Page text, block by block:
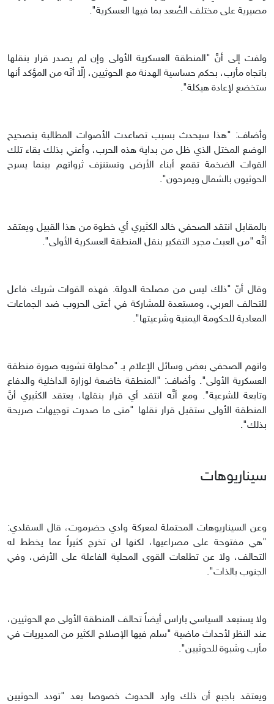
مصيرية على مختلف الصُعد بما فيها العسكرية".
ولفت إلى أنَّ "المنطقة العسكرية الأولى وإن لم يصدر قرار بنقلها
باتجاه مأرب، بحكم حساسية الهدنة مع الحوثيين، إلّا أنّه من المؤكد أنها
ستخضع لإعادة هيكلة".
وأضاف: "هذا سيحدث بسبب تصاعدت الأصوات المطالبة بتصحيح
الوضع المختل الذي ظل من بداية هذه الحرب، وأعني بذلك بقاء تلك
القوات الضخمة تقمع أبناء الأرض وتستنزف ثرواتهم بينما يسرح
الحوثيون بالشمال ويمرحون".
بالمقابل انتقد الصحفي خالد الكثيري أي خطوة من هذا القبيل ويعتقد
أنَّه "من العبث مجرد التفكير بنقل المنطقة العسكرية الأولى".
وقال أنّ "ذلك ليس من مصلحة الدولة. فهذه القوات شريك فاعل
للتحالف العربي، ومستعدة للمشاركة في أعتى الحروب ضد الجماعات
المعادية للحكومة اليمنية وشرعيتها".
واتهم الصحفي بعض وسائل الإعلام بـ "محاولة تشويه صورة منطقة
العسكرية الأولى". وأضاف: "المنطقة خاضعة لوزارة الداخلية والدفاع
وتابعة للشرعية". ومع أنَّه انتقد أي قرار بنقلها، يعتقد الكثيري أنَّ
المنطقة الأولى ستقبل قرار نقلها "متى ما صدرت توجيهات صريحة
بذلك".
سيناريوهات
وعن السيناريوهات المحتملة لمعركة وادي حضرموت، قال السقلدي:
"هي مفتوحة على مصراعيها، لكنها لن تخرج كثيراً عما يخطط له
التحالف، ولا عن تطلعات القوى المحلية الفاعلة على الأرض، وفي
الجنوب بالذات".
ولا يستبعد السياسي باراس أيضاً تحالف المنطقة الأولى مع الحوثيين،
عند النظر لأحداث ماضية "سلم فيها الإصلاح الكثير من المديريات في
مأرب وشبوة للحوثيين".
ويعتقد باجبع أن ذلك وارد الحدوث خصوصا بعد "تودد الحوثيين